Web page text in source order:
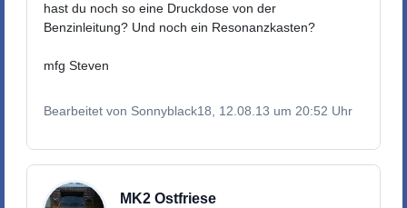
hast du noch so eine Druckdose von der
Benzinleitung? Und noch ein Resonanzkasten?
mfg Steven
Bearbeitet von Sonnyblack18, 12.08.13 um 20:52 Uhr
MK2 Ostfriese